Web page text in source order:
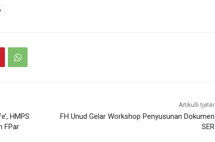
HMPS
FPar
Artikulli tjetër
FH Unud Gelar Workshop Penyusunan Dokumen
SER